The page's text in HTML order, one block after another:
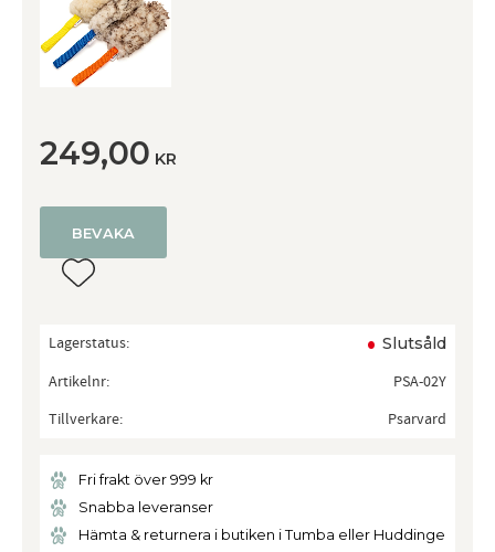
249,00 KR
Lägg till i favoriter
BEVAKA
Lagerstatus Slutsåld
Artikelnr
PSA-02Y
Tillverkare
Psarvard
Fri frakt över 999 kr
Snabba leveranser
Hämta & returnera i butiken i Tumba eller Huddinge